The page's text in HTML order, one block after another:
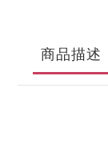
商品描述